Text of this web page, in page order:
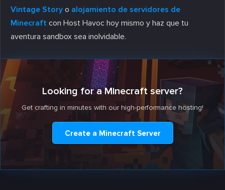
Vintage Story o alojamiento de servidores de
Minecraft con Host Havoc hoy mismo y haz que tu
aventura sandbox sea inolvidable.
Looking for a Minecraft server?
Get crafting in minutes with our high-performance hosting!
Create a Minecraft Server